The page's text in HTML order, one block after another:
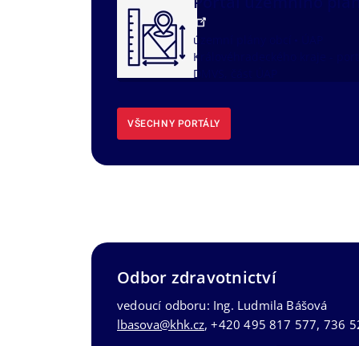
územní plány obcí
Královéhradeckého kraje -
DMVS, část ÚAP
VŠECHNY PORTÁLY
Odbor zdravotnictví
vedoucí odboru: Ing. Ludmila Bášová
lbasova@khk.cz, +420 495 817 577, 736